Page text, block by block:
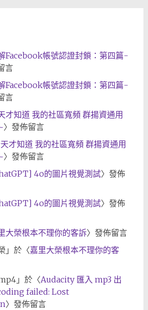
Facebook帳號認證封鎖：第四篇-
言
Facebook帳號認證封鎖：第四篇-
言
才知道 我的社區寬頻 群揚資通用
〉發佈留言
才知道 我的社區寬頻 群揚資通用
〉發佈留言
4o的圖片視覺測試〉發佈
4o的圖片視覺測試〉發佈
大榮根本不理你的客訴〉發佈留言
」於〈嘉里大榮根本不理你的客
」於〈Audacity 匯入 mp3 出
failed: Lost
〉發佈留言